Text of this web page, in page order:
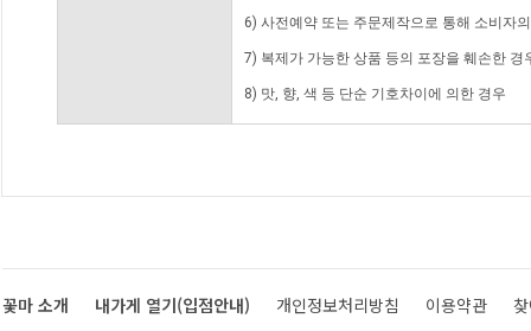
6) 사전예약 또는 주문제작으로 통해 소비자
7) 복제가 가능한 상품 등의 포장을 훼손한 경
8) 맛, 향, 색 등 단순 기호차이에 의한 경우
꽃마 소개 내가게 열기(입점안내) 개인정보처리방침 이용약관